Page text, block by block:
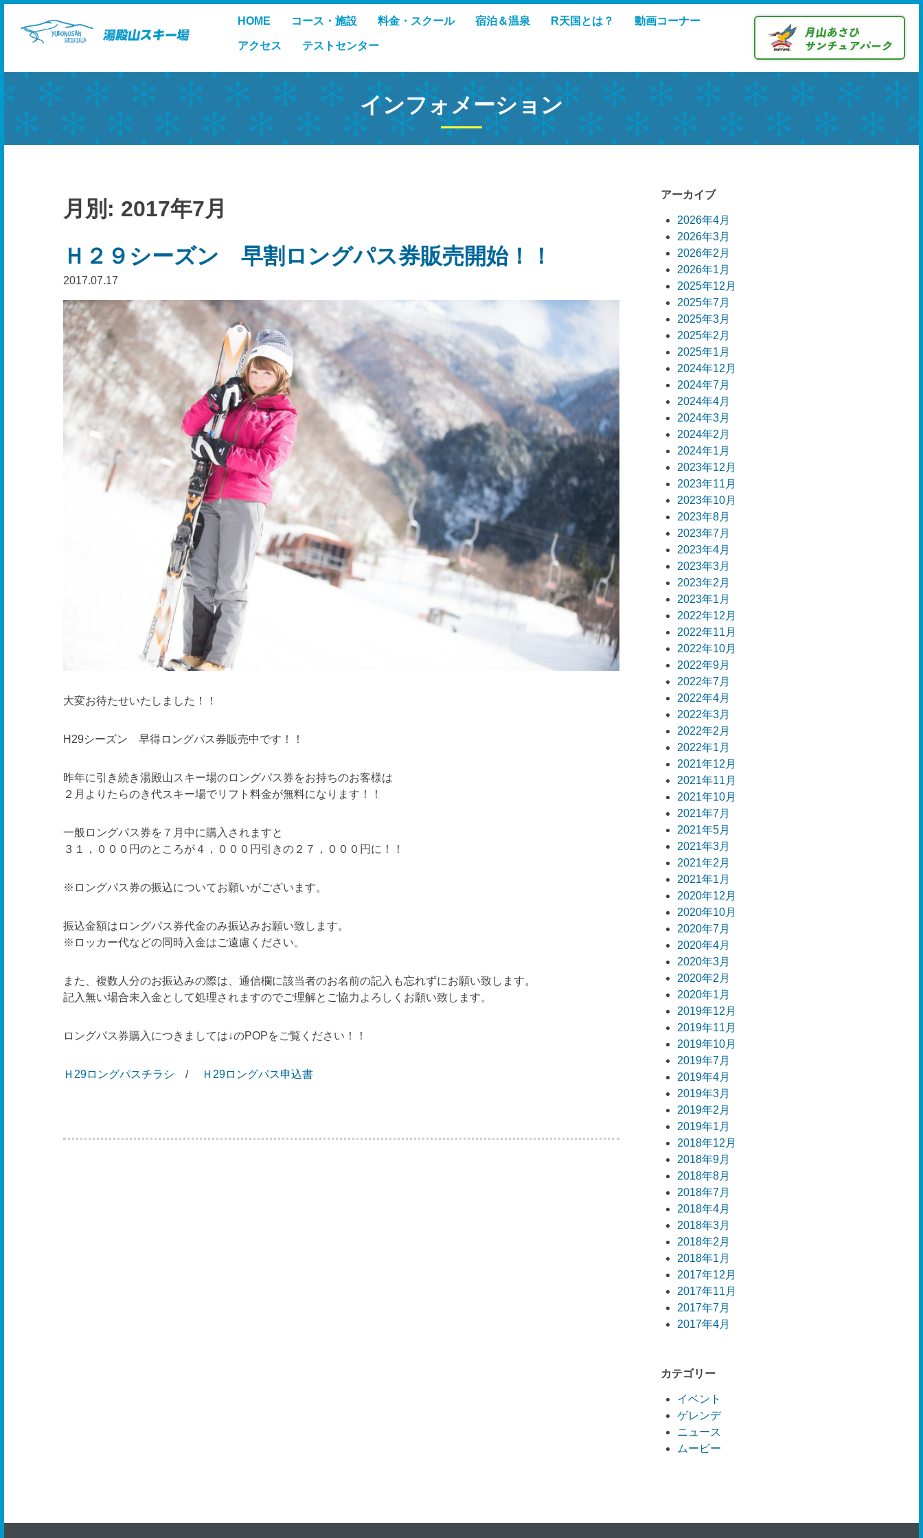
content
HOME コース・施設 料金・スクール 宿泊＆温泉 R天国とは？ 動画コーナー
アクセス テストセンター
インフォメーション
月別: 2017年7月
Ｈ２９シーズン 早割ロングパス券販売開始！！
2017.07.17
大変お待たせいたしました！！
H29シーズン 早得ロングパス券販売中です！！
昨年に引き続き湯殿山スキー場のロングパス券をお持ちのお客様は
２月よりたらのき代スキー場でリフト料金が無料になります！！
一般ロングパス券を７月中に購入されますと
３１，０００円のところが４，０００円引きの２７，０００円に！！
※ロングパス券の振込についてお願いがございます。
振込金額はロングパス券代金のみ振込みお願い致します。
※ロッカー代などの同時入金はご遠慮ください。
また、複数人分のお振込みの際は、通信欄に該当者のお名前の記入も忘れずにお願い致します。
記入無い場合未入金として処理されますのでご理解とご協力よろしくお願い致します。
ロングパス券購入につきましては↓のPOPをご覧ください！！
Ｈ29ロングパスチラシ / Ｈ29ロングパス申込書
アーカイブ
2026年4月
2026年3月
2026年2月
2026年1月
2025年12月
2025年7月
2025年3月
2025年2月
2025年1月
2024年12月
2024年7月
2024年4月
2024年3月
2024年2月
2024年1月
2023年12月
2023年11月
2023年10月
2023年8月
2023年7月
2023年4月
2023年3月
2023年2月
2023年1月
2022年12月
2022年11月
2022年10月
2022年9月
2022年7月
2022年4月
2022年3月
2022年2月
2022年1月
2021年12月
2021年11月
2021年10月
2021年7月
2021年5月
2021年3月
2021年2月
2021年1月
2020年12月
2020年10月
2020年7月
2020年4月
2020年3月
2020年2月
2020年1月
2019年12月
2019年11月
2019年10月
2019年7月
2019年4月
2019年3月
2019年2月
2019年1月
2018年12月
2018年9月
2018年8月
2018年7月
2018年4月
2018年3月
2018年2月
2018年1月
2017年12月
2017年11月
2017年7月
2017年4月
カテゴリー
イベント
ゲレンデ
ニュース
ムービー